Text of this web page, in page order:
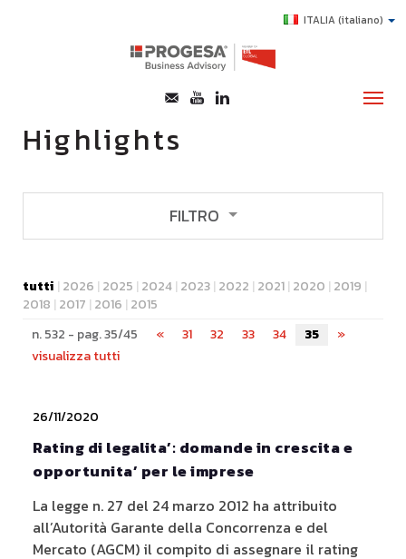
ITALIA(italiano)
TOPICS
E-LEARNING
AGEVOLAZIONI
Highlights
FILTRO
notizie
eventi
corsi di formazione
upsight
sostenibilità
qlik sense
pareto software
ecovadis
mindsight
tutti | 2026 | 2025 | 2024| 2023| 2022 | 2021| 2020 | 2019 |
2018 | 2017 | 2016 | 2015
n. 532 - pag. 35/45
« 31 32 33 34 35
»
visualizza tutti
26/11/2020
Rating di legalita’: domande in crescita e
opportunita’ per le imprese
La legge n. 27 del 24 marzo 2012 ha attribuito
all’Autorità Garante della Concorrenza e del
Mercato (AGCM) il compito di assegnare il rating